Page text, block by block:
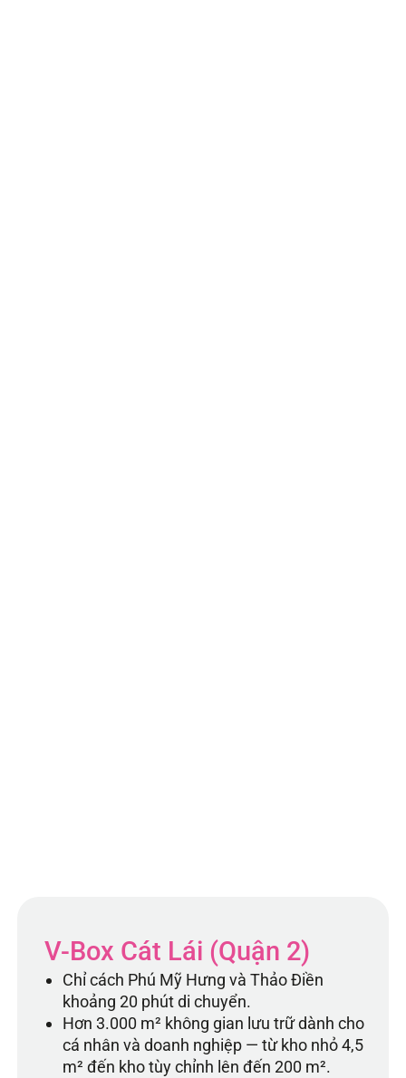
V-Box Cát Lái (Quận 2)
Chỉ cách Phú Mỹ Hưng và Thảo Điền
khoảng 20 phút di chuyển.
Hơn 3.000 m² không gian lưu trữ dành cho
cá nhân và doanh nghiệp — từ kho nhỏ 4,5
m² đến kho tùy chỉnh lên đến 200 m².